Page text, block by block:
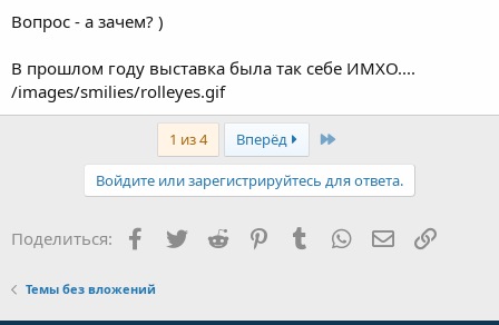
Вопрос - а зачем? )
В прошлом году выставка была так себе ИМХО....
/images/smilies/rolleyes.gif
1 из 4 Вперёд Last
Войдите или зарегистрируйтесь для ответа.
Поделиться: Facebook
TwitterReddit PinterestTumblr WhatsApp Ссылка
Темы без вложений